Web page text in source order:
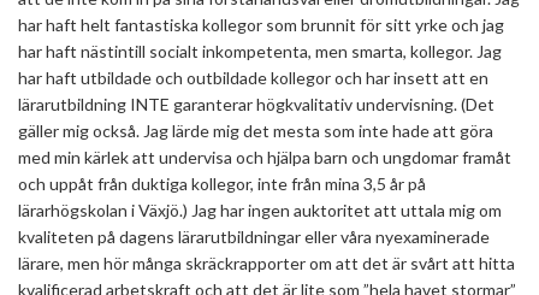
har haft helt fantastiska kollegor som brunnit för sitt yrke och jag
har haft nästintill socialt inkompetenta, men smarta, kollegor. Jag
har haft utbildade och outbildade kollegor och har insett att en
lärarutbildning INTE garanterar högkvalitativ undervisning. (Det
gäller mig också. Jag lärde mig det mesta som inte hade att göra
med min kärlek att undervisa och hjälpa barn och ungdomar framåt
och uppåt från duktiga kollegor, inte från mina 3,5 år på
lärarhögskolan i Växjö.) Jag har ingen auktoritet att uttala mig om
kvaliteten på dagens lärarutbildningar eller våra nyexaminerade
lärare, men hör många skräckrapporter om att det är svårt att hitta
kvalificerad arbetskraft och att det är lite som ”hela havet stormar”